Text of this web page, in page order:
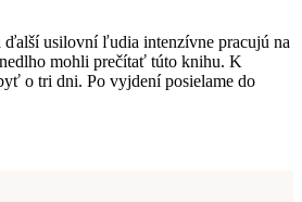
ďalší usilovní ľudia intenzívne pracujú na
mohli prečítať túto knihu. K
o tri dni. Po vyjdení posielame do